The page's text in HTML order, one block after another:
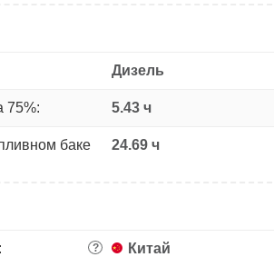
Дизель
75%: 5.43 ч
баке
24.69 ч
? Китай